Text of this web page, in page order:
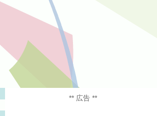
** 広告 **